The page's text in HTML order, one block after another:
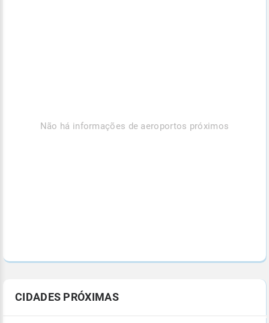
Não há informações de aeroportos próximos
CIDADES PRÓXIMAS